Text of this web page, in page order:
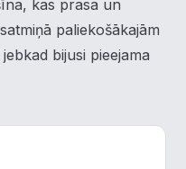
kas prasa un
paliekošākajām
bijusi pieejama